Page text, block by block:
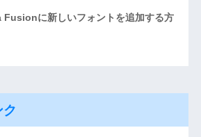
Fusionに新しいフォントを追加する方